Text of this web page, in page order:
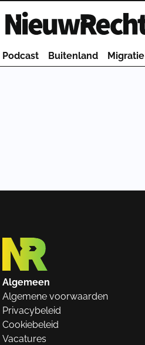
Homepage van NieuwRechts
Podcast Buitenland Migratie
Algemeen
Algemene voorwaarden
Privacybeleid
Cookiebeleid
Vacatures